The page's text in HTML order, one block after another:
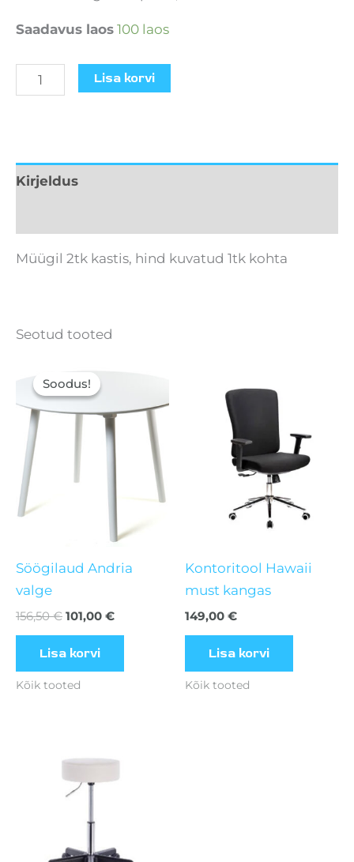
Saadavus laos 100 laos
Lisa korvi
Kirjeldus
Müügil 2tk kastis, hind kuvatud 1tk kohta
Seotud tooted
Soodus!
Soodus!
Söögilaud Andria
valge
156,50€
hind
oli:
101,00 €
101,00 €.
Lisa korvi
Kõik tooted
Kontoritool Hawaii
must kangas
149,00 €
Lisa korvi
Kõik tooted